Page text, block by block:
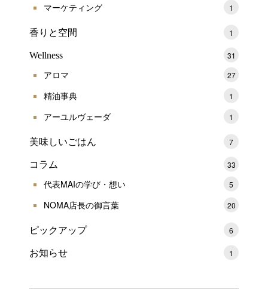
マーケティング 1
香りと空間 1
Wellness 31
アロマ 27
精油事典 1
アーユルヴェーダ 1
美味しいごはん 7
コラム 33
代表MAIの学び・想い 5
NOMA店長の御言葉 20
ピックアップ 6
お知らせ 1